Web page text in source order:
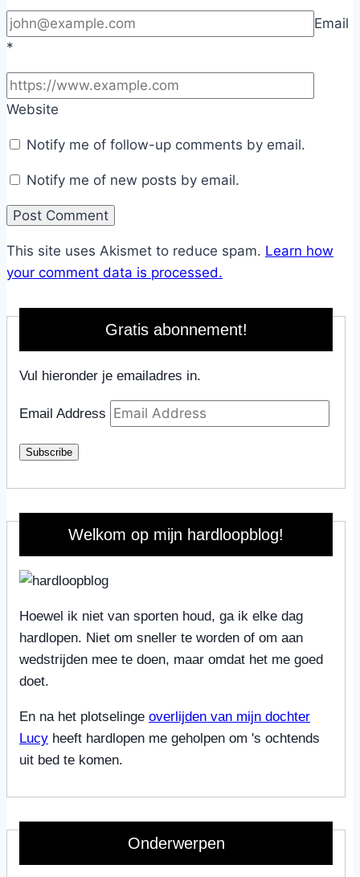
Email
*
Website
Notify me of follow-up comments by email.
Notify me of new posts by email.
This site uses Akismet to reduce spam. Learn how
your comment data is processed.
Gratis abonnement!
Vul hieronder je emailadres in.
Email Address
Subscribe
Welkom op mijn hardloopblog!
Hoewel ik niet van sporten houd, ga ik elke dag
hardlopen. Niet om sneller te worden of om aan
wedstrijden mee te doen, maar omdat het me goed
doet.
En na het plotselinge overlijden van mijn dochter
Lucy heeft hardlopen me geholpen om 's ochtends
uit bed te komen.
Onderwerpen